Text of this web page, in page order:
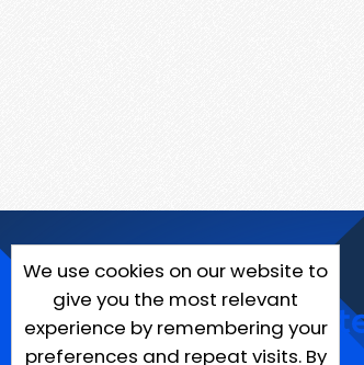
We use cookies on our website to
give you the most relevant
experience by remembering your
preferences and repeat visits. By